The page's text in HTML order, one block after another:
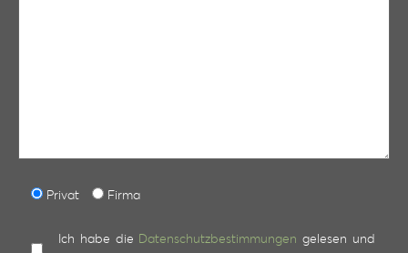
Privat Firma
Ich habe die Datenschutzbestimmungen gelesen und